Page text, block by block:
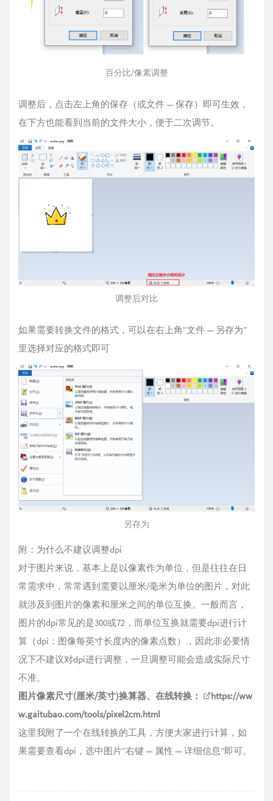
百分比/像素调整
调整后，点击左上角的保存（或文件 — 保存）即可生效，
在下方也能看到当前的文件大小，便于二次调节。
调整后对比
如果需要转换文件的格式，可以在右上角“文件 — 另存为”
里选择对应的格式即可
另存为
附：为什么不建议调整dpi
对于图片来说，基本上是以像素作为单位，但是往往在日
常需求中，常常遇到需要以厘米/毫米为单位的图片，对此
就涉及到图片的像素和厘米之间的单位互换。一般而言，
图片的dpi常见的是300或72，而单位互换就需要dpi进行计
算（dpi：图像每英寸长度内的像素点数），因此非必要情
况下不建议对dpi进行调整，一旦调整可能会造成实际尺寸
不准。
图片像素尺寸(厘米/英寸)换算器、在线转换：
https://ww
w.gaitubao.com/tools/pixel2cm.html
这里我附了一个在线转换的工具，方便大家进行计算，如
果需要查看dpi，选中图片“右键 — 属性 — 详细信息”即可。